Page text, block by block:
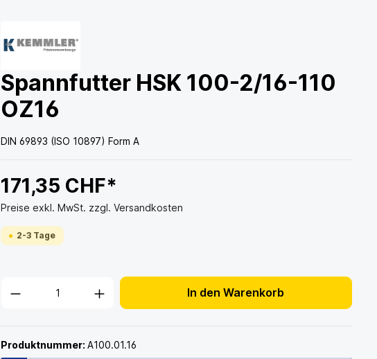
Spannfutter HSK 100-2/16-110
OZ16
DIN 69893 (ISO 10897) Form A
171,35 CHF*
Preise exkl. MwSt. zzgl. Versandkosten
2-3 Tage
In den Warenkorb
Produktnummer:A100.01.16